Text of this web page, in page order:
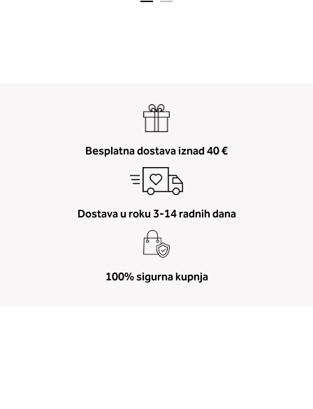
Besplatna dostava iznad 40 €
Dostava u roku 3-14 radnih dana
100% sigurna kupnja